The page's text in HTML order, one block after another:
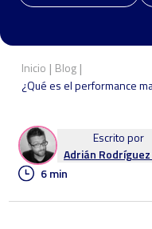
Inicio | Blog |
¿Qué es el performance
Escrito por
Adrián
6 min